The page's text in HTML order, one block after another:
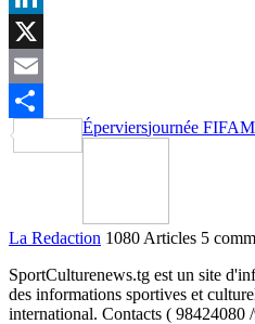
LinkedIn
X
Email
Partager
Éperviersjournée FIFA
La Redaction 1080 Articles 5
SportCulturenews.tg est un site
des informations sportives et
international. Contacts ( 98424080